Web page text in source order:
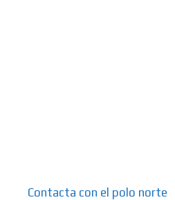
Contacta con el polo norte